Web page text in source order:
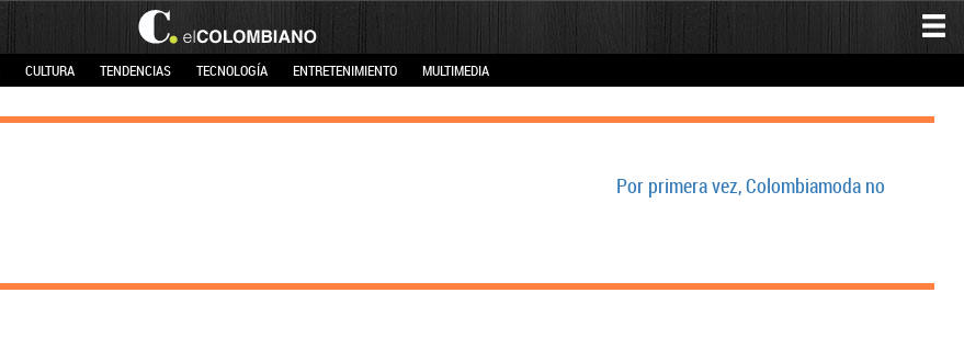
CULTURA TENDENCIAS TECNOLOGÍA ENTRETENIMIENTO MULTIMEDIA
Por primera vez, Colombiamoda no